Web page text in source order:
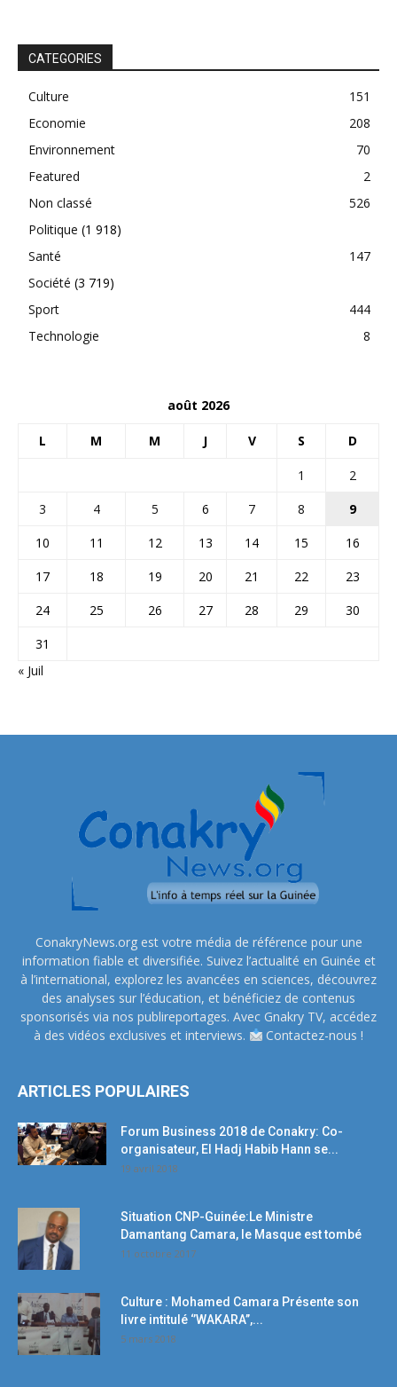
CATEGORIES
Culture
151
Economie
208
Environnement
70
Featured
2
Non classé
526
Politique (1 918)
Santé
147
Société (3 719)
Sport
444
Technologie
8
août 2026
L M M J V S D
1
2
3
4 5 6 7 8
9
10
11 12 13 14 15
16
17
18 19 20 21 22
23
24
25 26 27 28 29
30
31
« Juil
ConakryNews.org est votre média de référence pour une
information fiable et diversifiée. Suivez l’actualité en Guinée et
à l’international, explorez les avancées en sciences, découvrez
des analyses sur l’éducation, et bénéficiez de contenus
sponsorisés via nos publireportages. Avec Gnakry TV, accédez
à des vidéos exclusives et interviews.
Contactez-nous !
ARTICLES POPULAIRES
Forum Business 2018 de Conakry: Co-
organisateur, El Hadj Habib Hann se...
19 avril 2018
Situation CNP-Guinée:Le Ministre
Damantang Camara, le Masque est tombé
11 octobre 2017
Culture : Mohamed Camara Présente son
livre intitulé ‘’WAKARA’’,...
5 mars 2018